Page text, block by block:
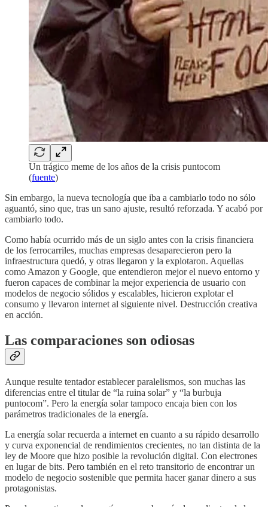
Un trágico meme de los años de la crisis puntocom
(fuente)
Sin embargo, la nueva tecnología que iba a cambiarlo todo no sólo
aguantó, sino que, tras un sano ajuste, resultó reforzada. Y acabó por
cambiarlo todo.
Como había ocurrido más de un siglo antes con la crisis financiera
de los ferrocarriles, muchas empresas desaparecieron pero la
infraestructura quedó, y otras llegaron y la explotaron. Aquellas
como Amazon y Google, que entendieron mejor el nuevo entorno y
fueron capaces de combinar la mejor experiencia de usuario con
modelos de negocio sólidos y escalables, hicieron explotar el
consumo y llevaron internet al siguiente nivel. Destrucción creativa
en acción.
Las comparaciones son odiosas
Aunque resulte tentador establecer paralelismos, son muchas las
diferencias entre el titular de “la ruina solar” y “la burbuja
puntocom”. Pero la energía solar tampoco encaja bien con los
parámetros tradicionales de la energía.
La energía solar recuerda a internet en cuanto a su rápido desarrollo
y curva exponencial de rendimientos crecientes, no tan distinta de la
ley de Moore que hizo posible la revolución digital. Con electrones
en lugar de bits. Pero también en el reto transitorio de encontrar un
modelo de negocio sostenible que permita hacer ganar dinero a sus
protagonistas.